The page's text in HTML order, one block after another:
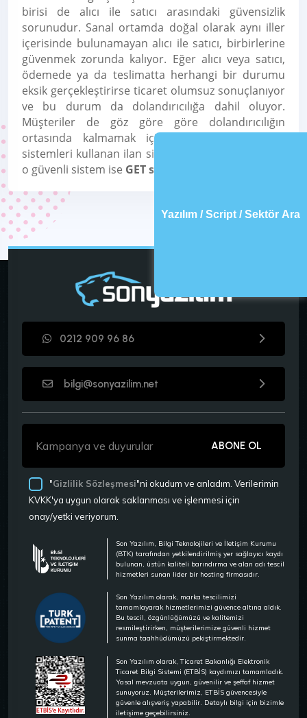
birisi de alıcı ile satıcı arasındaki güvensizlik
sorunudur. Sanal ortamda doğal olarak aynı iller
içerisinde bulunamayan alıcı ile satıcı, birbirlerine
güvenmek zorunda kalıyor. Eğer alıcı veya satıcı,
ödemede ya da teslimatta herhangi bir durumu
eksik gerçekleştirirse ticaret olumsuz sonuçlanıyor
ve bu durum da dolandırıcılığa dahil oluyor.
Müşteriler de göz göre göre dolandırıcılığın
ortasında kalmamak için ödemelerde güvenli
sistemleri kullanan ilan sitelerini tercih ediyor. İşte
o güvenli sistem ise GET sistemi
0212 909 96 86
bilgi@sonyazilim.net
ABONE OL
"Gizlilik Sözleşmesi"ni okudum ve anladım. Verilerimin
KVKK'ya uygun olarak saklanması ve işlenmesi için
onay/yetki veriyorum.
Son Yazılım, Bilgi Teknolojileri ve İletişim Kurumu
(BTK) tarafından yetkilendirilmiş yer sağlayıcı kaydı
bulunan, üstün kaliteli barındırma ve alan adı tescil
hizmetleri sunan lider bir hosting firmasıdır.
Son Yazılım olarak, marka tescilimizi
tamamlayarak hizmetlerimizi güvence altına aldık.
Bu tescil, özgünlüğümüzü ve kalitemizi
resmileştirirken, müşterilerimize güvenli hizmet
sunma taahhüdümüzü pekiştirmektedir.
Son Yazılım olarak, Ticaret Bakanlığı Elektronik
Ticaret Bilgi Sistemi (ETBİS) kaydımızı tamamladık.
Yasal mevzuata uygun, güvenilir ve şeffaf hizmet
sunuyoruz. Müşterilerimiz, ETBİS güvencesiyle
güvenle alışveriş yapabilir. Detaylı bilgi için bizimle
iletişime geçebilirsiniz.
Yazılım / Script / Sektör Ara